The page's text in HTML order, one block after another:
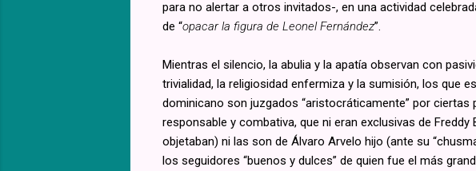
para no alertar a otros invitados-, en una actividad
de “opacar la figura de Leonel Fernández”.
Mientras el silencio, la abulia y la apatía observan con
trivialidad, la religiosidad enfermiza y la sumisión, los que
dominicano son juzgados “aristocráticamente” por
responsable y combativa, que ni eran exclusivas de
objetaban) ni las son de Álvaro Arvelo hijo (ante su
los seguidores “buenos y dulces” de quien fue el más